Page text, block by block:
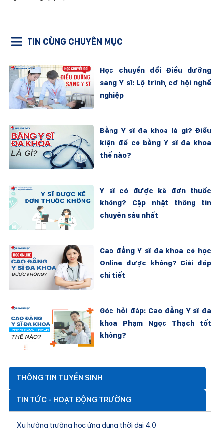
TIN CÙNG CHUYÊN MỤC
Học chuyển đổi Điều dưỡng
sang Y sĩ: Lộ trình, cơ hội nghề
nghiệp
Bằng Y sĩ đa khoa là gì? Điều
kiện để có bằng Y sĩ đa khoa
thế nào?
Y sĩ có được kê đơn thuốc
không? Cập nhật thông tin
chuyên sâu nhất
Cao đẳng Y sĩ đa khoa có học
Online được không? Giải đáp
chi tiết
Góc hỏi đáp: Cao đẳng Y sĩ đa
khoa Phạm Ngọc Thạch tốt
không?
THÔNG TIN TUYỂN SINH
TIN TỨC - HOẠT ĐỘNG TRƯỜNG
Xu hướng trường học ứng dụng thời đại 4.0